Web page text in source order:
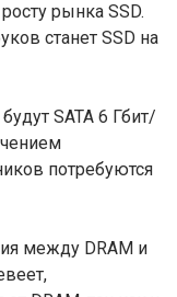
рынка SSD.
станет SSD на
SATA 6 Гбит/
потребуются
между DRAM и